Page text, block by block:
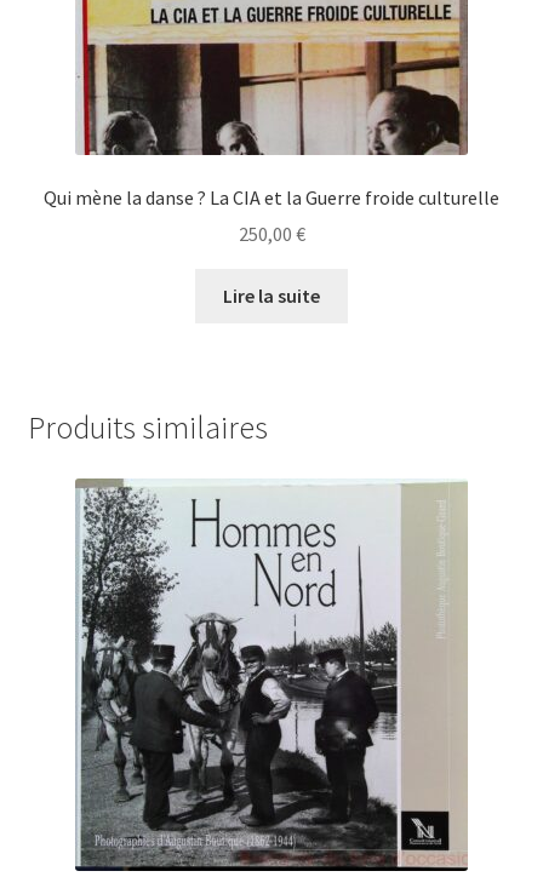
Qui mène la danse ? La CIA et la Guerre froide culturelle
250,00 €
Lire la suite
Produits similaires